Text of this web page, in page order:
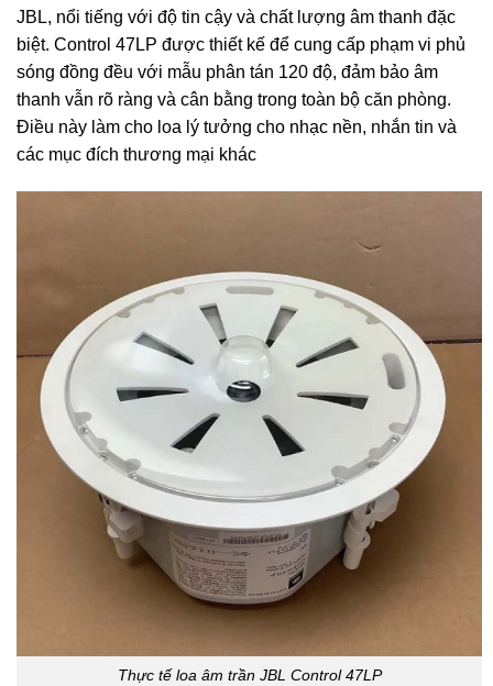
JBL, nổi tiếng với độ tin cậy và chất lượng âm thanh đặc
biệt. Control 47LP được thiết kế để cung cấp phạm vi phủ
sóng đồng đều với mẫu phân tán 120 độ, đảm bảo âm
thanh vẫn rõ ràng và cân bằng trong toàn bộ căn phòng.
Điều này làm cho loa lý tưởng cho nhạc nền, nhắn tin và
các mục đích thương mại khác
Thực tế loa âm trần JBL Control 47LP